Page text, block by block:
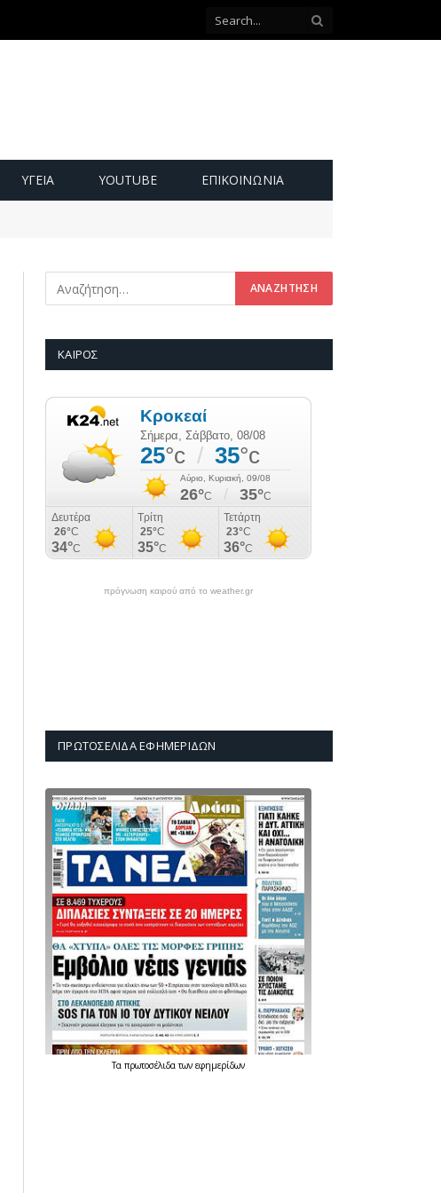
ΥΓΕΙΑ YOUTUBE ΕΠΙΚΟΙΝΩΝΊΑ
ΚΑΙΡΌΣ
πρόγνωση καιρού από το weather.gr
ΠΡΩΤΟΣΈΛΙΔΑ ΕΦΗΜΕΡΊΔΩΝ
Τα πρωτοσέλιδατων εφημερίδων